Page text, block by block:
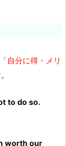
「自分に得・メリ
to do so.
worth our